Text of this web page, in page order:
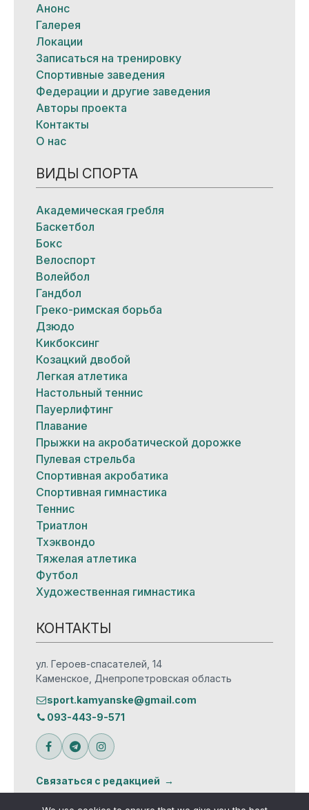
Анонс
Галерея
Локации
Записаться на тренировку
Спортивные заведения
Федерации и другие заведения
Авторы проекта
Контакты
О нас
ВИДЫ СПОРТА
Академическая гребля
Баскетбол
Бокс
Велоспорт
Волейбол
Гандбол
Греко-римская борьба
Дзюдо
Кикбоксинг
Козацкий двобой
Легкая атлетика
Настольный теннис
Пауерлифтинг
Плавание
Прыжки на акробатической дорожке
Пулевая стрельба
Спортивная акробатика
Спортивная гимнастика
Теннис
Триатлон
Тхэквондо
Тяжелая атлетика
Футбол
Художественная гимнастика
КОНТАКТЫ
ул. Героев-спасателей, 14
Каменское, Днепропетровская область
sport.kamyanske@gmail.com
093-443-9-571
Связаться с редакцией